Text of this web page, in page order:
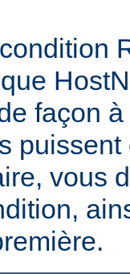
façon
vous